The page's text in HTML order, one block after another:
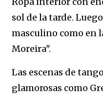
sol de la tarde.
masculino como en
Moreira".
Las escenas de
glamorosas como